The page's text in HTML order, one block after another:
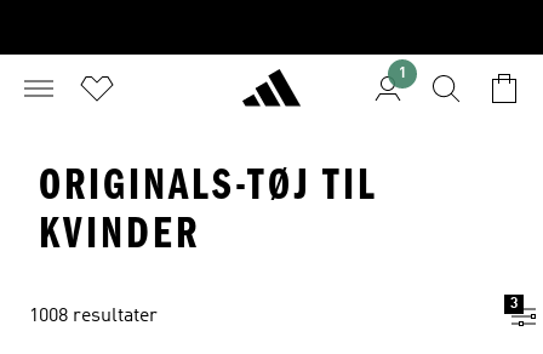
1
ORIGINALS-TØJ TIL
KVINDER
1008 resultater
3